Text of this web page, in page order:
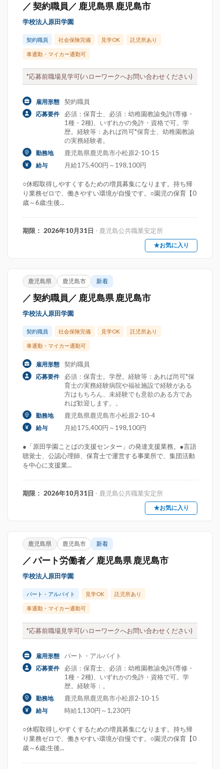
／ 契約職員／ 鹿児島県 鹿児島市
学校法人原田学園
契約職員 社会保険完備 見学OK 託児所あり
車通勤・マイカー通勤可
*応募前職場見学可(ハローワークへお問い合わせください)
雇用形態 契約職員
応募要件
必須：保育士、必須：幼稚園教諭免許(専修・
1種・2種)、いずれかの免許・資格で可。学
歴。経験等：あれば尚可*保育士、幼稚園教諭
の実務経験者。
勤務地 鹿児島県鹿児島市小松原2-10-15
給与 月給175,400円～198,100円
○休暇取得しやすくするための増員募集になります。持ち帰
り業務ゼロで、働きやすい環境が自慢です。○園児の保育【0
歳～6歳:生後...
期限： 2026年10月31日 - 鹿児島公共職業安定所
★お気に入り
鹿児島県 鹿児島市 新着
／ 契約職員／ 鹿児島県 鹿児島市
学校法人原田学園
契約職員 社会保険完備 見学OK 託児所あり
車通勤・マイカー通勤可
雇用形態 契約職員
応募要件
必須：保育士。学歴。経験等：あれば尚可*保
育士の実務経験病院や福祉施設で経験がある
方はもちろん、未経験でも意欲のある方であ
れば歓迎します。。
勤務地 鹿児島県鹿児島市小松原2-10-4
給与 月給175,400円～198,100円
●「原田学園ことばの支援センター」の発達支援業務。●言語
聴覚士、公認心理師、保育士で運営する事業所で、集団活動
を中心に支援業...
期限： 2026年10月31日 - 鹿児島公共職業安定所
★お気に入り
鹿児島県 鹿児島市 新着
／ パート労働者／ 鹿児島県 鹿児島市
学校法人原田学園
パート・アルバイト 見学OK 託児所あり
車通勤・マイカー通勤可
*応募前職場見学可(ハローワークへお問い合わせください)
雇用形態 パート・アルバイト
応募要件
必須：保育士、必須：幼稚園教諭免許(専修・
1種・2種)、いずれかの免許・資格で可。学
歴。経験等：。
勤務地 鹿児島県鹿児島市小松原2-10-15
給与 時給1,130円～1,230円
○休暇取得しやすくするための増員募集になります。持ち帰
り業務ゼロで、働きやすい環境が自慢です。○園児の保育【0
歳～6歳:生後...